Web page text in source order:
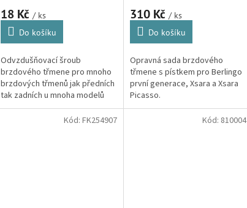
18 Kč / ks
Do košíku
Odvzdušňovací šroub
brzdového třmene pro mnoho
brzdových třmenů jak předních
tak zadních u mnoha modelů
Citroën a Peugeot.
310 Kč / ks
Do košíku
Opravná sada brzdového
třmene s pístkem pro Berlingo
první generace, Xsara a Xsara
Picasso.
Kód: FK254907 Kód: 810004